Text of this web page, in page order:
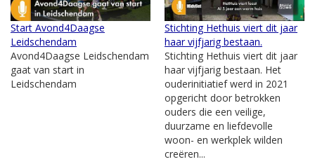
Start Avond4Daagse
Leidschendam
Avond4Daagse Leidschendam
gaat van start in
Leidschendam
Stichting Hethuis viert dit jaar
haar vijfjarig bestaan.
Stichting Hethuis viert dit jaar
haar vijfjarig bestaan. Het
ouderinitiatief werd in 2021
opgericht door betrokken
ouders die een veilige,
duurzame en liefdevolle
woon- en werkplek wilden
creëren...